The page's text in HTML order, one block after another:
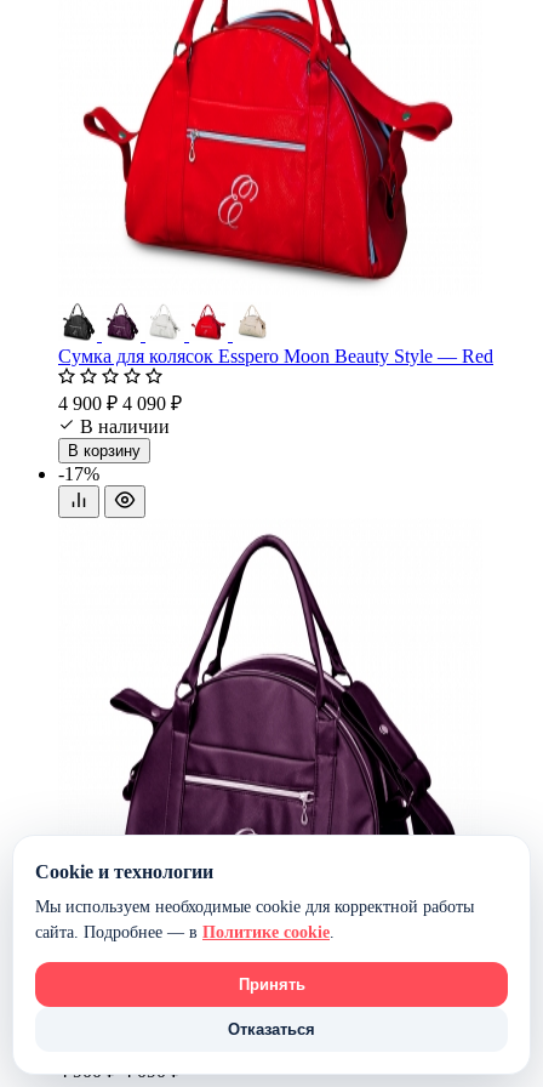
Сумка для колясок Esspero Moon Beauty Style — Red
4 900 ₽ 4 090 ₽
В наличии
В корзину
-17%
4 900 ₽ 4 090 ₽
Cookie и технологии
Мы используем необходимые cookie для корректной работы
сайта. Подробнее — в Политике cookie.
Принять
Отказаться